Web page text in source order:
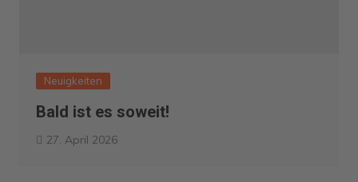
Neuigkeiten
Bald ist es soweit!
27. April 2026